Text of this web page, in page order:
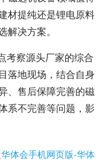
材提纯还是锂电原料
解决方案。
考察源头厂家的综合
落地现场，结合自身
、售后保障完善的磁
系不完善等问题，影
体会手机网页版-华体